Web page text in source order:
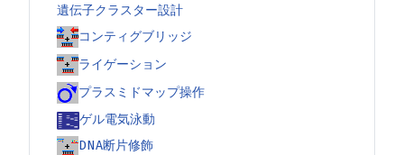
遺伝子クラスター設計
コンティグブリッジ
ライゲーション
プラスミドマップ操作
ゲル電気泳動
DNA断片修飾